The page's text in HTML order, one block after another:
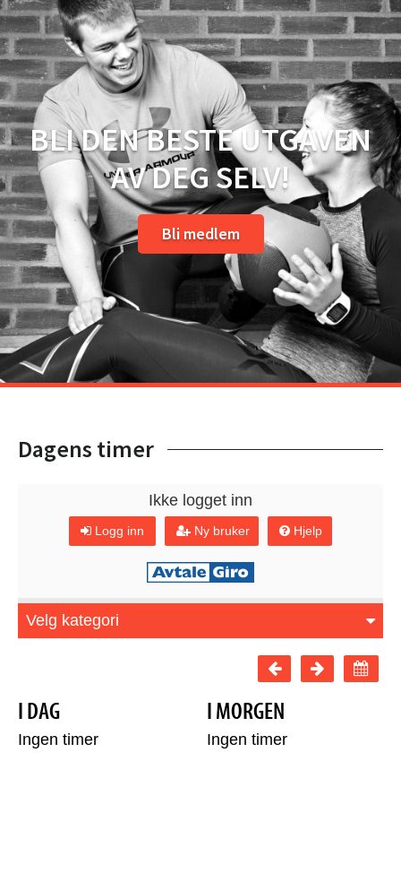
BLI DEN BESTE UTGAVEN
AV DEG SELV!
Bli medlem
Dagens timer